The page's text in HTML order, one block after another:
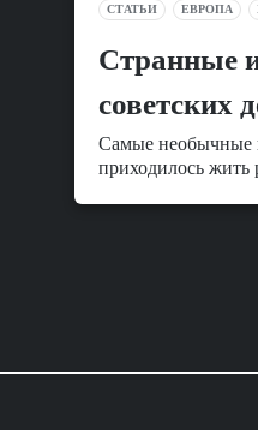
СТАТЬИ ЕВРОПА
Cтранные
советских
Самые необычные
приходилось